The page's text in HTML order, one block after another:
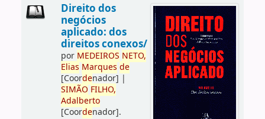
Direito dos
negócios
aplicado: dos
direitos conexos/
por MEDEIROS NETO,
Elias Marques de
[Coordenador] |
SIMÃO FILHO,
Adalberto
[Coordenador].